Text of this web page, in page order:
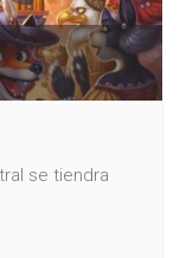
se tiendra